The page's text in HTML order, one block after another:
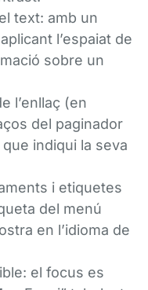
text: amb un
l’espaiat de
sobre un
l’enllaç (en
del paginador
indiqui la seva
i etiquetes
del menú
en l’idioma de
el focus es